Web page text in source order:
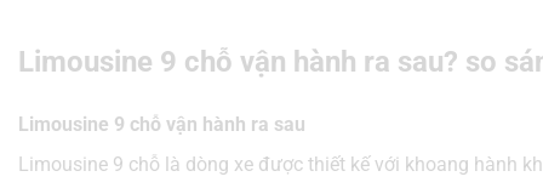
Limousine 9 chỗ vận hành ra sau? so
Limousine 9 chỗ vận hành ra sau
Limousine 9 chỗ là dòng xe được thiết kế với khoang hành